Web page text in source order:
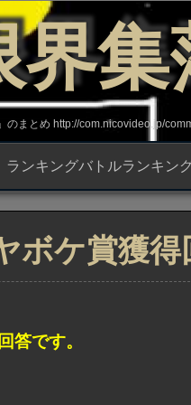
界集
のまとめ http://com.nicovideo.jp/
ランキングバトルランキン
ボケ賞獲得
答です。